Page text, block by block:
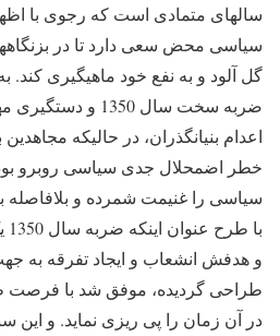
سالهای متمادی است که رجوی با
سیاسی محض سعی دارد تا در
گل آلود و به نفع خود ماهیگیری کند.
ضربه سخت سال 1350
اعدام بنیانگذران، در حالیکه
خطر اضمحلال جدی سیاسی روبرو
سیاسی را غنیمت شمرده و
و هدفش انشعاب و ایجاد تفرقه به
طراحی گردیده، موفق شد با فرصت
در آن زمان را پی ریزی نماید. و این